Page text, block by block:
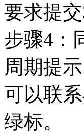
要求提
步骤4：
周期提
可以联
绿标。